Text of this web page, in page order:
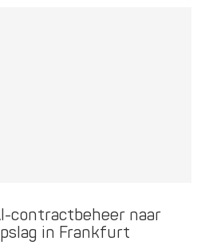
contractbeheer naar
in Frankfurt